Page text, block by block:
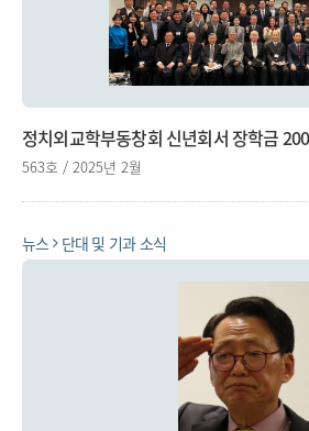
정치외교학부동창회 신년회서 장학금
563호 / 2025년 2월
뉴스 단대 및 기과 소식